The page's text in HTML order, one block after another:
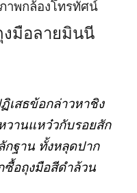
าพกล้องโทรทัศน์
งมือลายมินนี
เสธข้อกล่าวหาชิง
วานแหว๋วกับรอยสัก
กฐาน ทั้งหลุดปาก
ซื้อถุงมือสีดำล้วน